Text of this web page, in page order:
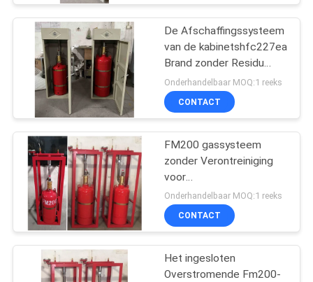
KWALITEITSCONTROLE
DOWNLOADEN
VERZOEK
OM EEN
CITAAT
SITEMAP
PRIVACY
POLICY
De
Afschaffingssysteem
van de inert
Gasbrand
62
28
De Afschaffingssysteem
van de kabinetshfc227ea
Brand zonder Residu
voor Bibliotheek
Onderhandelbaar MOQ:1 reeks
CONTACT
FM200 gassysteem
zonder Verontreiniging
voor
Telecommunicatiezaal
Onderhandelbaar MOQ:1 reeks
CONTACT
Het ingesloten
Overstromende Fm200-